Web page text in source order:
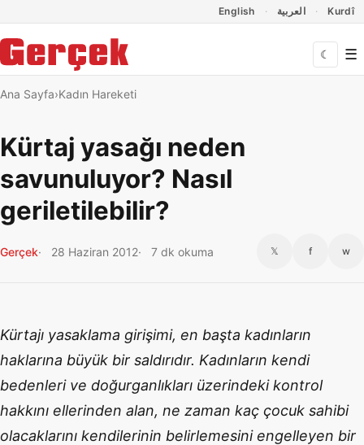
English العربية Kurdî
☾ ☰
Ana Sayfa Kadın Hareketi
Kürtaj yasağı neden
savunuluyor? Nasıl
geriletilebilir?
Gerçek 28 Haziran 2012 7 dk okuma 𝕏 f w
Kürtajı yasaklama girişimi, en başta kadınların
haklarına büyük bir saldırıdır. Kadınların kendi
bedenleri ve doğurganlıkları üzerindeki kontrol
hakkını ellerinden alan, ne zaman kaç çocuk sahibi
olacaklarını kendilerinin belirlemesini engelleyen bir